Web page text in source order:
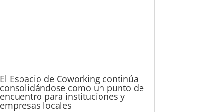
El Espacio de Coworking continúa
consolidándose como un punto de
encuentro para instituciones y
empresas locales